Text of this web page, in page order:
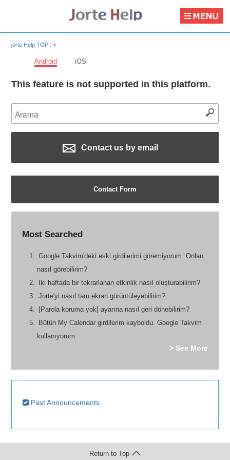
jorte Help TOP :>
Android iOS
This feature is not supported in this platform.
Contact us by email
Contact Form
Most Searched
Google Takvim'deki eski girdilerimi göremiyorum. Onları
nasıl görebilirim?
İki haftada bir tekrarlanan etkinlik nasıl oluşturabilirim?
Jorte'yi nasıl tam ekran görüntüleyebilirim?
[Parola koruma yok] ayarına nasıl geri dönebilirim?
Bütün My Calendar girdilerim kayboldu. Google Takvim
kullanıyorum.
> See More
Past Announcements
Return to Top